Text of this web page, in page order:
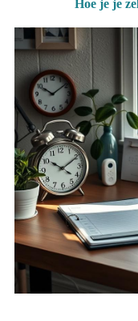
Hoe je je